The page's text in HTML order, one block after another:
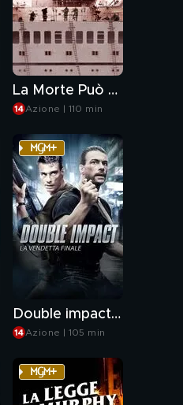
La Morte Può Attendere
Azione | 110 min
Double impact - la vendetta finale
Azione | 105 min